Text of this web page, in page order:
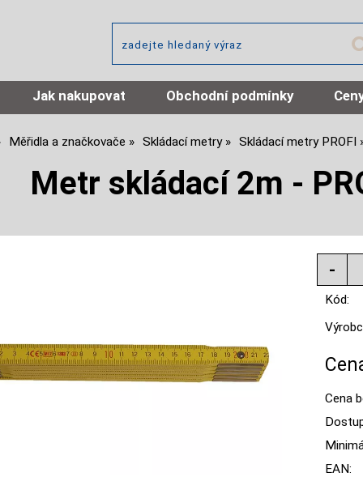
Jak nakupovat Obchodní podmínky
Měřidla a značkovače Skládací metry Skládací metry PROFI
Metr skládací 2m -
Kód:
Cena
EAN: